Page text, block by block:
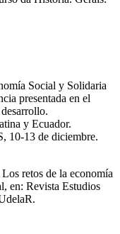
Social y Solidaria
presentada en el
y Ecuador.
10-13 de diciembre.
retos de la economía
en: Revista Estudios